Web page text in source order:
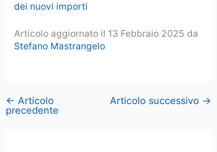
dei nuovi importi
Articolo aggiornato il 13 Febbraio 2025 da
Stefano Mastrangelo
← Articolo
precedente
Articolo successivo →